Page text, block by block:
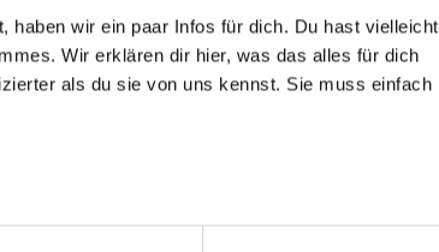
haben wir ein paar Infos für dich. Du hast vielleicht
Wir erklären dir hier, was das alles für dich
als du sie von uns kennst. Sie muss einfach
um von dir bei Benutzung der